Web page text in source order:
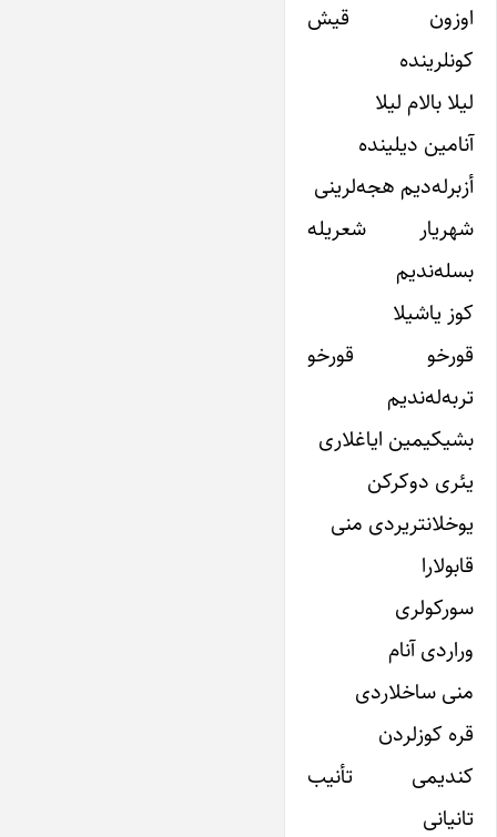
اوزون قیش
کونلرینده
لیلا بالام لیلا
آنامین دیلینده
أزبرله‌دیم هجه‌لرینى
شهریار شعریله
بسله‌ندیم
کوز یاشیلا
قورخو قورخو
تربه‌له‌ندیم
بشیکیمین ایاغلارى
یئرى دوکرکن
یوخلانتریردى منى
قابولارا
سورکولرى
وراردى آنام
منى ساخلاردى
قره کوزلردن
کندیمى تأنیب
تانیانى